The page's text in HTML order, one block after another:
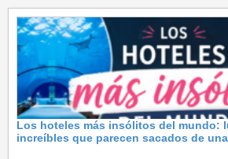
Los hoteles más insólitos del mundo:
increíbles que parecen sacados de